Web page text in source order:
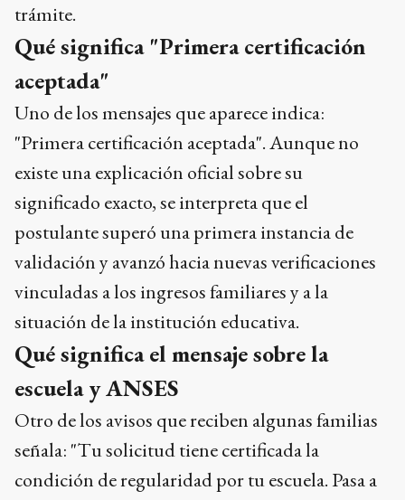
trámite.
Qué significa "Primera certificación
aceptada"
Uno de los mensajes que aparece indica:
"Primera certificación aceptada". Aunque no
existe una explicación oficial sobre su
significado exacto, se interpreta que el
postulante superó una primera instancia de
validación y avanzó hacia nuevas verificaciones
vinculadas a los ingresos familiares y a la
situación de la institución educativa.
Qué significa el mensaje sobre la
escuela y ANSES
Otro de los avisos que reciben algunas familias
señala: "Tu solicitud tiene certificada la
condición de regularidad por tu escuela. Pasa a